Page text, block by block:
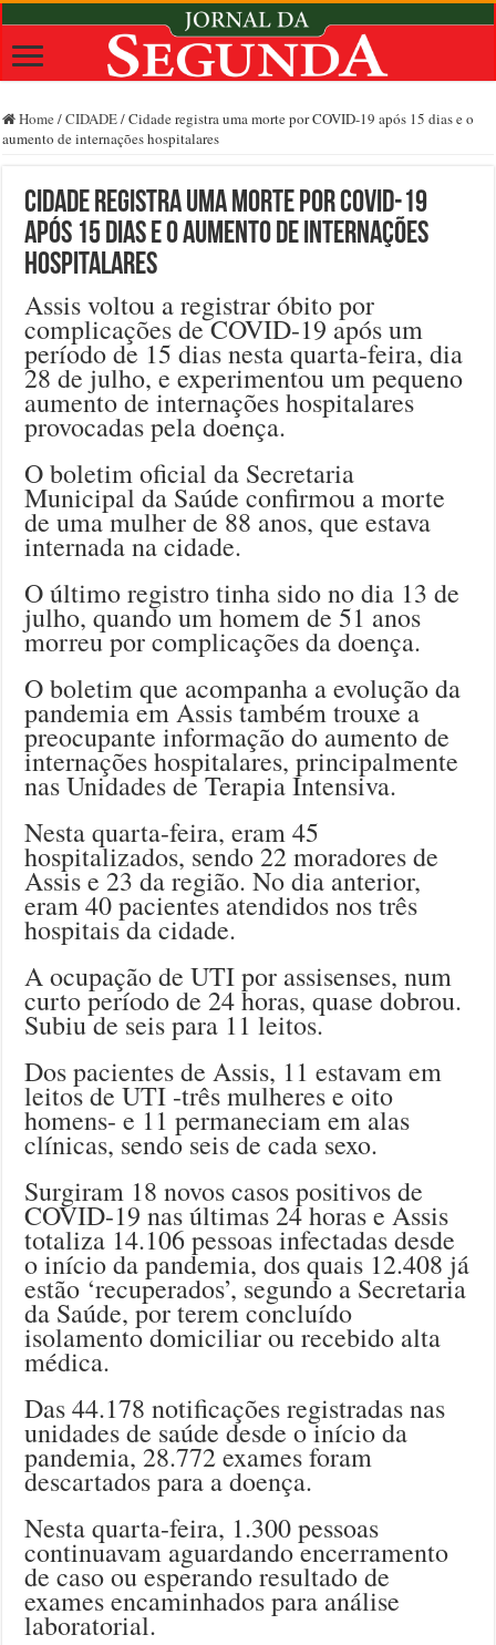
Home /CIDADE/Cidade registra uma morte por COVID-19 após 15 dias e o
aumento de internações hospitalares
Cidade registra uma morte por COVID-19
após 15 dias e o aumento de internações
hospitalares
Assis voltou a registrar óbito por
complicações de COVID-19 após um
período de 15 dias nesta quarta-feira, dia
28 de julho, e experimentou um pequeno
aumento de internações hospitalares
provocadas pela doença.
O boletim oficial da Secretaria
Municipal da Saúde confirmou a morte
de uma mulher de 88 anos, que estava
internada na cidade.
O último registro tinha sido no dia 13 de
julho, quando um homem de 51 anos
morreu por complicações da doença.
O boletim que acompanha a evolução da
pandemia em Assis também trouxe a
preocupante informação do aumento de
internações hospitalares, principalmente
nas Unidades de Terapia Intensiva.
Nesta quarta-feira, eram 45
hospitalizados, sendo 22 moradores de
Assis e 23 da região. No dia anterior,
eram 40 pacientes atendidos nos três
hospitais da cidade.
A ocupação de UTI por assisenses, num
curto período de 24 horas, quase dobrou.
Subiu de seis para 11 leitos.
Dos pacientes de Assis, 11 estavam em
leitos de UTI -três mulheres e oito
homens- e 11 permaneciam em alas
clínicas, sendo seis de cada sexo.
Surgiram 18 novos casos positivos de
COVID-19 nas últimas 24 horas e Assis
totaliza 14.106 pessoas infectadas desde
o início da pandemia, dos quais 12.408 já
estão ‘recuperados’, segundo a Secretaria
da Saúde, por terem concluído
isolamento domiciliar ou recebido alta
médica.
Das 44.178 notificações registradas nas
unidades de saúde desde o início da
pandemia, 28.772 exames foram
descartados para a doença.
Nesta quarta-feira, 1.300 pessoas
continuavam aguardando encerramento
de caso ou esperando resultado de
exames encaminhados para análise
laboratorial.